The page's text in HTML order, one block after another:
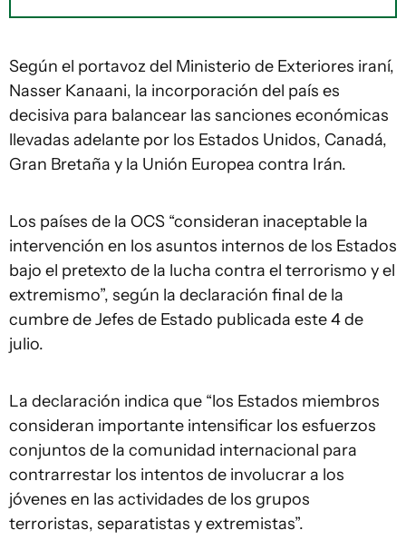
Según el portavoz del Ministerio de Exteriores iraní,
Nasser Kanaani, la incorporación del país es
decisiva para balancear las sanciones económicas
llevadas adelante por los Estados Unidos, Canadá,
Gran Bretaña y la Unión Europea contra Irán.
Los países de la OCS “consideran inaceptable la
intervención en los asuntos internos de los Estados
bajo el pretexto de la lucha contra el terrorismo y el
extremismo”, según la declaración final de la
cumbre de Jefes de Estado publicada este 4 de
julio.
La declaración indica que “los Estados miembros
consideran importante intensificar los esfuerzos
conjuntos de la comunidad internacional para
contrarrestar los intentos de involucrar a los
jóvenes en las actividades de los grupos
terroristas, separatistas y extremistas”.